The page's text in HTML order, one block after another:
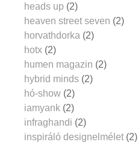
heads up (2)
heaven street seven (2)
horvathdorka (2)
hotx (2)
humen magazin (2)
hybrid minds (2)
hó-show (2)
iamyank (2)
infraghandi (2)
inspiráló designelmélet (2)